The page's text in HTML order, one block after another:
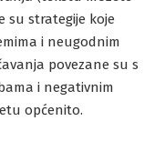
su strategije koje
i neugodnim
povezane su s
i negativnim
općenito.